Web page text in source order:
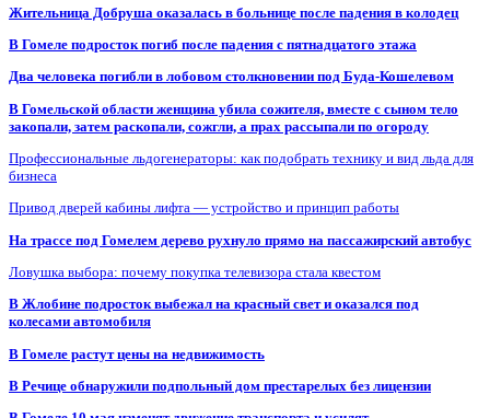
Жительница Добруша оказалась в больнице после падения в колодец
В Гомеле подросток погиб после падения с пятнадцатого этажа
Два человека погибли в лобовом столкновении под Буда-Кошелевом
В Гомельской области женщина убила сожителя, вместе с сыном тело
закопали, затем раскопали, сожгли, а прах рассыпали по огороду
Профессиональные льдогенераторы: как подобрать технику и вид льда для
бизнеса
Привод дверей кабины лифта — устройство и принцип работы
На трассе под Гомелем дерево рухнуло прямо на пассажирский автобус
Ловушка выбора: почему покупка телевизора стала квестом
В Жлобине подросток выбежал на красный свет и оказался под
колесами автомобиля
В Гомеле растут цены на недвижимость
В Речице обнаружили подпольный дом престарелых без лицензии